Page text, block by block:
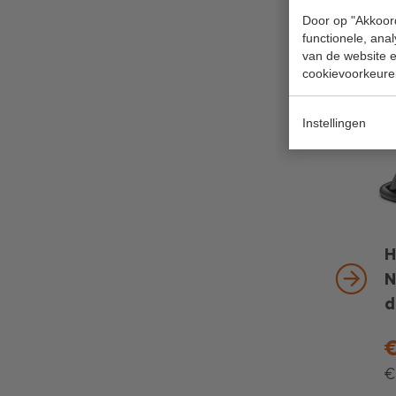
Door op
functionele,
van de website
Instellingen